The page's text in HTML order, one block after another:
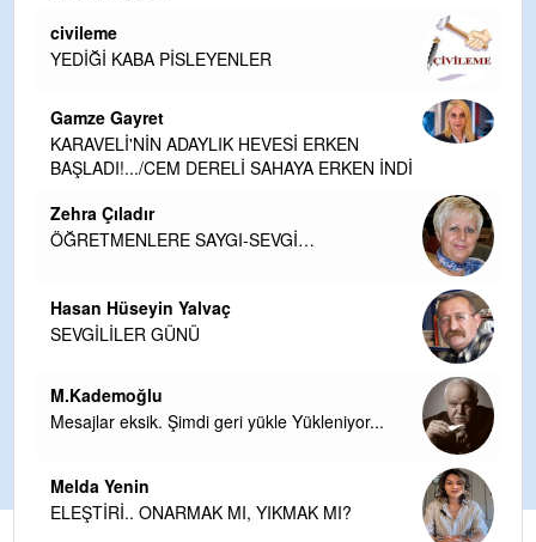
civileme
YEDİĞİ KABA PİSLEYENLER
Gamze Gayret
KARAVELİ'NİN ADAYLIK HEVESİ ERKEN
BAŞLADI!.../CEM DERELİ SAHAYA ERKEN İNDİ
Zehra Çıladır
ÖĞRETMENLERE SAYGI-SEVGİ…
Hasan Hüseyin Yalvaç
SEVGİLİLER GÜNÜ
M.Kademoğlu
Mesajlar eksik. Şimdi geri yükle Yükleniyor...
Melda Yenin
ELEŞTİRİ.. ONARMAK MI, YIKMAK MI?